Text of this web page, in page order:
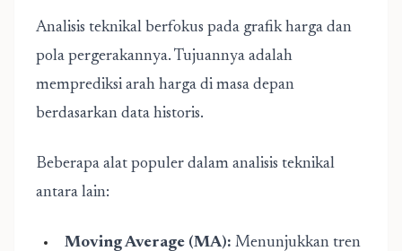
Analisis teknikal berfokus pada grafik harga dan
pola pergerakannya. Tujuannya adalah
memprediksi arah harga di masa depan
berdasarkan data historis.
Beberapa alat populer dalam analisis teknikal
antara lain:
Moving Average (MA): Menunjukkan tren